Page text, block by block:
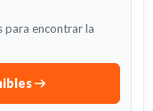
para encontrar la